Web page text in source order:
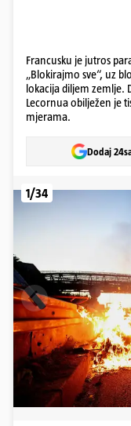
Francusku je jutros
„Blokirajmo sve“, uz
lokacija diljem zemlje.
Lecornua obilježen je
mjerama.
Dodaj
1/34